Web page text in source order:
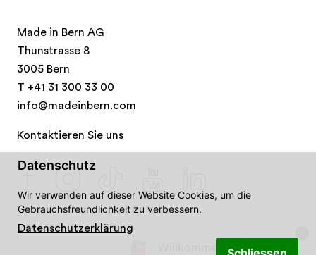
Made in Bern AG
Thunstrasse 8
3005 Bern
T +41 31 300 33 00
info@madeinbern.com
Kontaktieren Sie uns
Willkommen in Bern! 👋🐻
Datenschutz
Wir verwenden auf dieser Website Cookies, um die
Gebrauchsfreundlichkeit zu verbessern.
Datenschutzerklärung